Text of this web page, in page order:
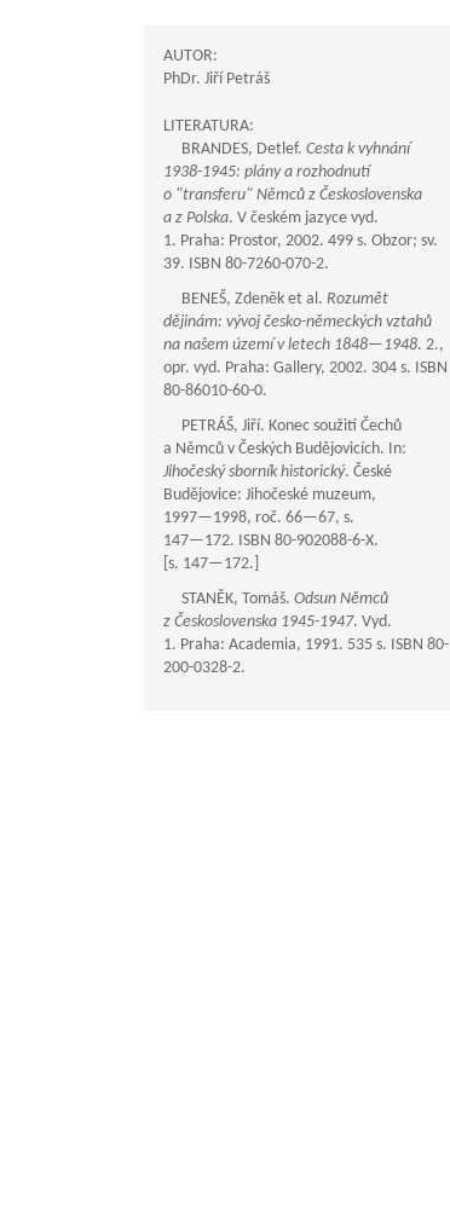
AUTOR:
PhDr. Jiří Petráš
LITERATURA:
BRANDES, Detlef. Cesta k vyhnání
1938-1945: plány a rozhodnutí
o "transferu" Němců z Československa
a z Polska. V českém jazyce vyd.
1. Praha: Prostor, 2002. 499 s. Obzor; sv.
39. ISBN 80-7260-070-2.
BENEŠ, Zdeněk et al. Rozumět
dějinám: vývoj česko-německých vztahů
na našem území v letech 1848—1948. 2.,
opr. vyd. Praha: Gallery, 2002. 304 s. ISBN
80-86010-60-0.
PETRÁŠ, Jiří. Konec soužití Čechů
a Němců v Českých Budějovicích. In:
Jihočeský sborník historický. České
Budějovice: Jihočeské muzeum,
1997—1998, roč. 66—67, s.
147—172. ISBN 80-902088-6-X.
[s. 147—172.]
STANĚK, Tomáš. Odsun Němců
z Československa 1945-1947. Vyd.
1. Praha: Academia, 1991. 535 s. ISBN 80-
200-0328-2.